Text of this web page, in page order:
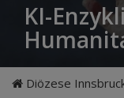
KI-
Diözese